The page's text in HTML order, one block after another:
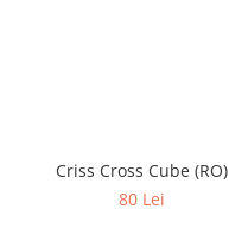
Criss Cross Cube (RO)
80 Lei